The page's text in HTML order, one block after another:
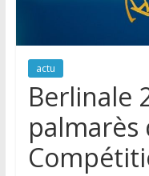
actu
Berlinale
palmarès